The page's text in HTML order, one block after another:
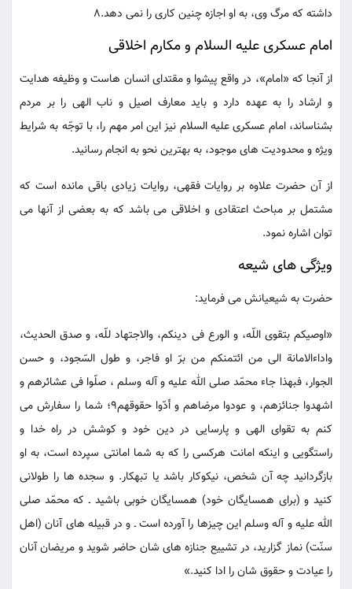
داشته که مرگ وی، به او اجازه چنین کاری را نمی دهد.8
امام عسکری علیه السلام و مکارم اخلاقی
از آنجا که «امام»، در واقع پیشوا و مقتدای انسان هاست و وظیفه هدایت
و ارشاد را به عهده دارد و باید معارف اصیل و ناب الهی را بر مردم
بشناساند، امام عسکری علیه السلام نیز این امر مهم را، با توجّه به شرایط
ویژه و محدودیت های موجود، به بهترین نحو به انجام رسانید.
از آن حضرت علاوه بر روایات فقهی، روایات زیادی باقی مانده است که
مشتمل بر مباحث اعتقادی و اخلاقی می باشد که به بعضی از آنها می
توان اشاره نمود.
ویژگی های شیعه
حضرت به شیعیانش می فرماید:
«اوصیکم بتقوی اللّه، و الورع فی دینکم، والاجتهاد للّه، و صدق الحدیث،
واداءالامانة الی من ائتمنکم من برّ او فاجر، و طول السّجود، و حسن
الجوار، فبهذا جاء محمّد صلی الله علیه و آله وسلم ، صلّوا فی عشائرهم و
اشهدوا جنائزهم، و عودوا مرضاهم و أدّوا حقوقهم9؛ شما را سفارش می
کنم به تقوای الهی و پارسایی در دین خود و کوشش در راه خدا و
راستگویی و اینکه امانت هرکسی را که به شما امانتی سپرده است، به او
بازگردانید چه آن شخص، نیکوکار باشد یا تبهکار. و سجده ها را طولانی
کنید و (برای همسایگان خود) همسایگان خوبی باشید ـ که محمّد صلی
الله علیه و آله وسلم این چیزها را آورده است ـ و در قبیله های آنان (اهل
سنّت) نماز گزارید، در تشییع جنازه های شان حاضر شوید و مریضان آنان
را عیادت و حقوق شان را ادا کنید.»